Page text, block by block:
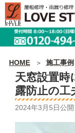
HOME 施工事例
天窓設置時
露防止の工
2024年3月5日公開